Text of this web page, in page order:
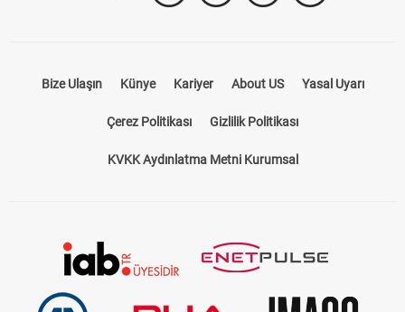
Bize Ulaşın Künye Kariyer About US Yasal Uyarı
Çerez Politikası Gizlilik Politikası
KVKK Aydınlatma Metni Kurumsal